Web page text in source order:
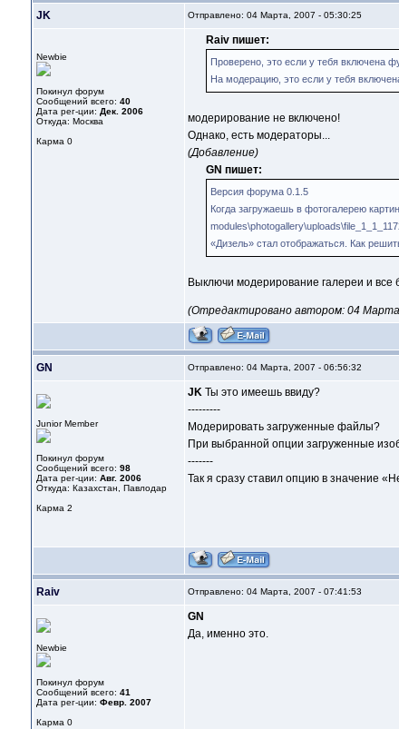
JK Отправлено: 04 Марта, 2007 - 05:30:25
Newbie
Покинул форум
Сообщений всего: 40
Дата рег-ции: Дек. 2006
Откуда: Москва
Карма 0
Raiv пишет:
Проверено, это если у тебя включена
На модерацию, это если у тебя
модерирование не включено!
Однако, есть модераторы...
(Добавление)
GN пишет:
Версия форума 0.1.5
Когда загружаешь в фотогалерею
«Дизель» стал отображаться. Как
Выключи модерирование галереи и все
(Отредактировано автором: 04
GN Отправлено: 04 Марта, 2007 - 06:56:32
Junior Member
Покинул форум
Сообщений всего: 98
Дата рег-ции: Авг. 2006
Откуда: Казахстан, Павлодар
Карма 2
JK Ты это имеешь ввиду?
---------
Модерировать загруженные файлы?
При выбранной опции загруженные
-------
Так я сразу ставил опцию в значение
Raiv Отправлено: 04 Марта, 2007 - 07:41:53
Newbie
Покинул форум
Сообщений всего: 41
Дата рег-ции: Февр. 2007
Карма 0
GN
Да, именно это.